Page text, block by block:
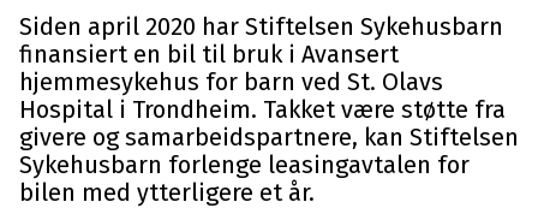
Siden april 2020 har Stiftelsen Sykehusbarn
finansiert en bil til bruk i Avansert
hjemmesykehus for barn ved St. Olavs
Hospital i Trondheim. Takket være støtte fra
givere og samarbeidspartnere, kan Stiftelsen
Sykehusbarn forlenge leasingavtalen for
bilen med ytterligere et år.